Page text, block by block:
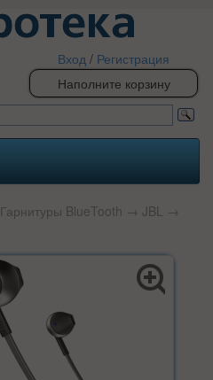
Вход / Регистрация
Наполните корзину
Гарнитуры BlueTooth → JBL →